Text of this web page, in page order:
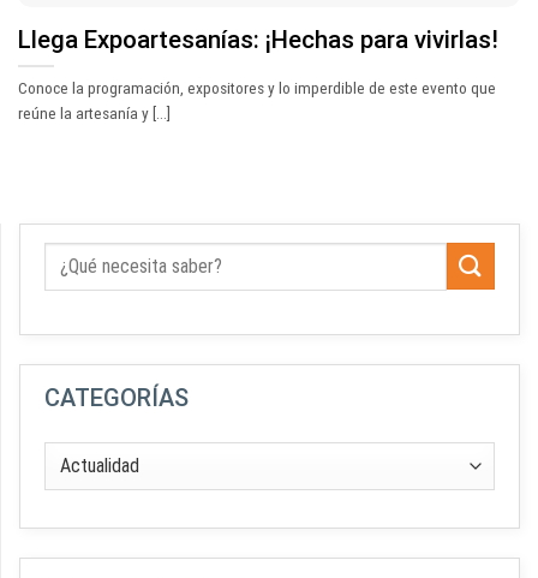
Llega Expoartesanías: ¡Hechas para vivirlas!
Conoce la programación, expositores y lo imperdible de este evento que
reúne la artesanía y [...]
CATEGORÍAS